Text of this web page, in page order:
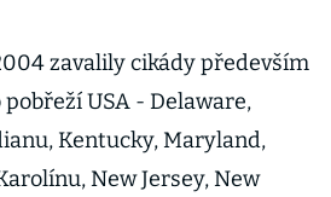
zavalily cikády především
USA - Delaware,
Kentucky, Maryland,
New Jersey, New